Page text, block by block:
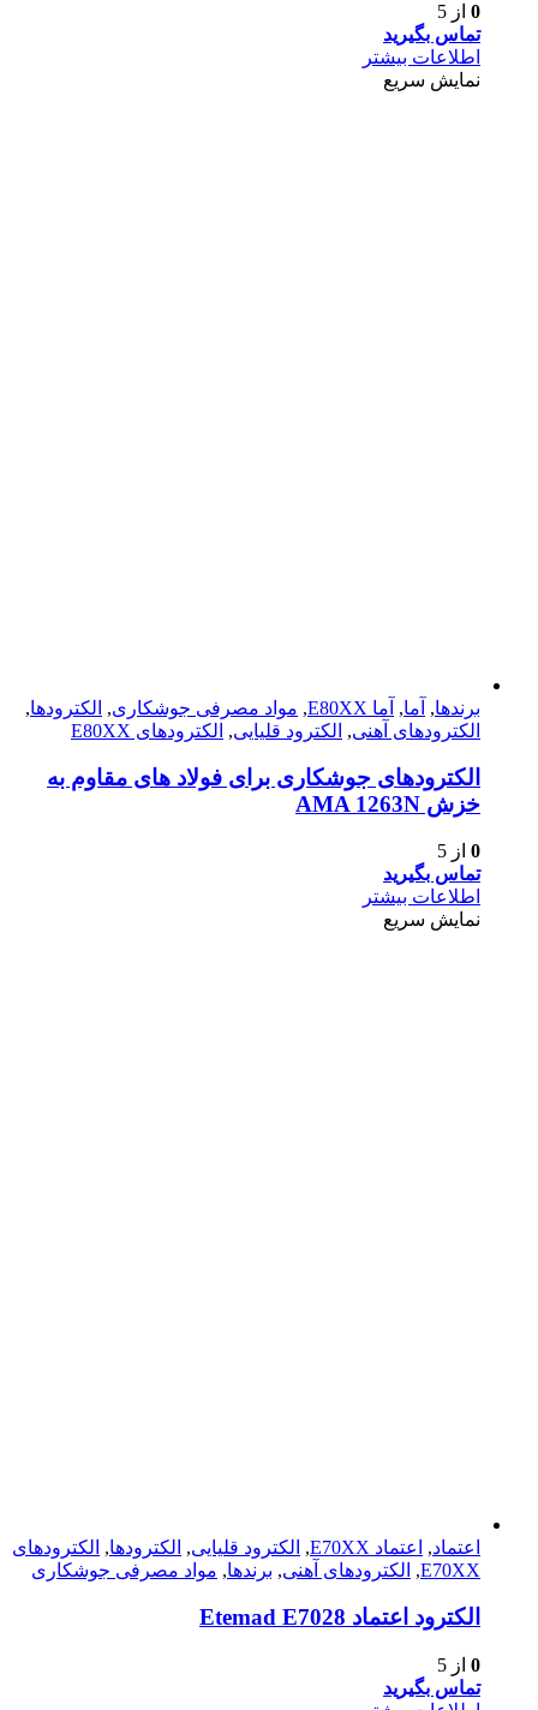
0 از 5
تماس بگیرید
اطلاعات بیشتر
نمایش سریع
برندها, آما, آما E80XX , مواد مصرفی جوشکاری, الکترودها,
الکترود‌های آهنی, الکترود قلیایی, الکترود‌های E80XX
الکترودهای جوشکاری برای فولاد های مقاوم به
خزش AMA 1263N
0 از 5
تماس بگیرید
اطلاعات بیشتر
نمایش سریع
اعتماد, اعتماد E70XX , الکترود قلیایی, الکترودها, الکترود‌های
E70XX
, الکترود‌های آهنی, برندها, مواد مصرفی جوشکاری
الكترود اعتماد Etemad E7028
0 از 5
تماس بگیرید